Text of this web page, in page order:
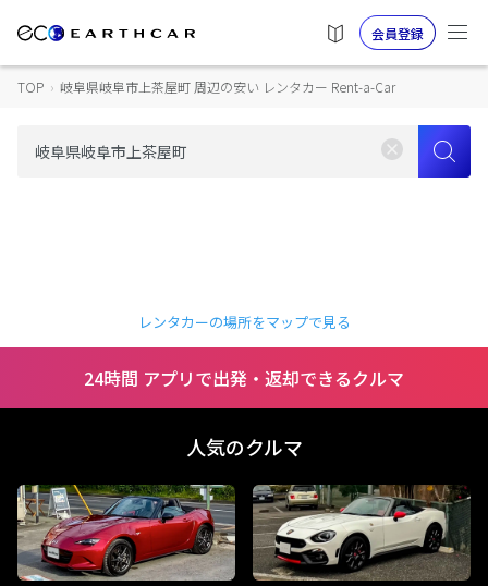
会員登録
TOP › 岐阜県岐阜市上茶屋町 周辺の安い レンタカー Rent-a-Car
レンタカーの場所をマップで見る
24時間 アプリで出発・返却できるクルマ
人気のクルマ